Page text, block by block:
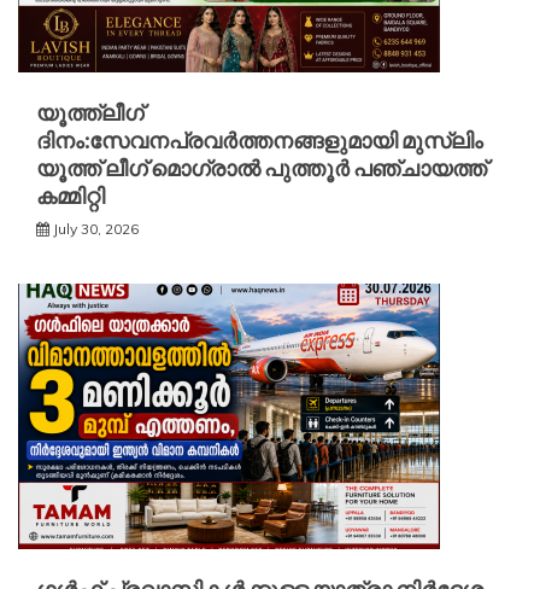
യൂത്ത്ലീഗ്
ദിനം:സേവനപ്രവർത്തനങ്ങളുമായി മുസ്ലിം
യൂത്ത് ലീഗ് മൊഗ്രാൽ പുത്തൂർ പഞ്ചായത്ത്
കമ്മിറ്റി
July 30, 2026